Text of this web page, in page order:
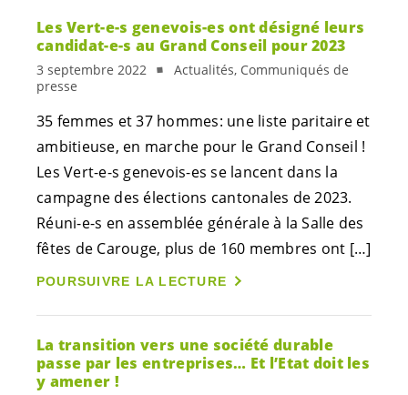
LesVert-e-s genevois-es ont désigné leurs
candidat-e-s au Grand Conseil pour 2023
3 septembre 2022
Actualités, Communiqués de
presse
35 femmes et 37 hommes: une liste paritaire et
ambitieuse, en marche pour le Grand Conseil !
Les Vert-e-s genevois-es se lancent dans la
campagne des élections cantonales de 2023.
Réuni-e-s en assemblée générale à la Salle des
fêtes de Carouge, plus de 160 membres ont […]
POURSUIVRE LA LECTURE
La transition vers une société durable
passe par les entreprises… Et l’Etat doit les
y amener !